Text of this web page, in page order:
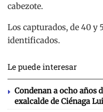
cabezote.
Los capturados, de 40 y
identificados.
Le puede interesar
Condenan a ocho
exalcalde de Ciénaga